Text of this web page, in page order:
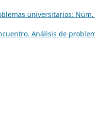
universitarios: Núm.
Análisis de